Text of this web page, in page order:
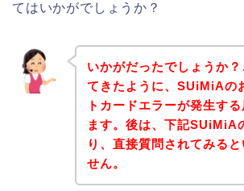
てはいかがでしょうか？
いかがだったでしょうか
てきたように、SUiMiAの
トカードエラーが発生す
ます。後は、下記SUiMiA
り、直接質問されてみる
せん。